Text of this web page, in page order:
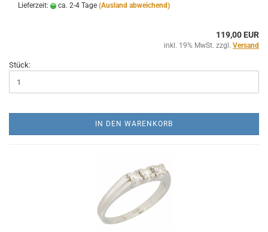
Lieferzeit:
ca. 2-4 Tage (Ausland abweichend)
119,00 EUR
inkl. 19% MwSt. zzgl. Versand
Stück:
IN DEN WARENKORB